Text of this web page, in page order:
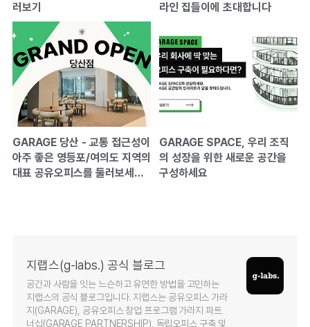
러보기
라인 집들이에 초대합니다
GARAGE 당산 - 교통 접근성이
아주 좋은 영등포/여의도 지역의
대표 공유오피스를 둘러보세요
GARAGE SPACE, 우리 조직
의 성장을 위한 새로운 공간을
구성하세요
지랩스(g-labs.) 공식 블로그
공간과 사람을 잇는 느슨하고 유연한 방법을 고민하는
지랩스의 공식 블로그입니다. 지랩스는 공유오피스 가라
지(GARAGE), 공유오피스 창업 프로그램 가라지 파트
너십(GARAGE PARTNERSHIP), 독립오피스 구축 및